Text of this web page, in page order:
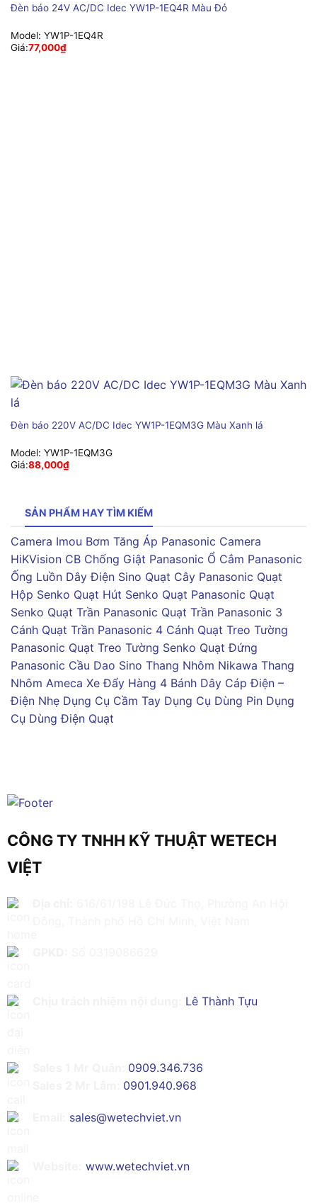
Đèn báo 24V AC/DC Idec YW1P-1EQ4R Màu Đỏ
Model: YW1P-1EQ4R
Giá:77,000₫
Đèn báo 220V AC/DC Idec YW1P-1EQM3G Màu Xanh lá
Model: YW1P-1EQM3G
Giá:88,000₫
SẢN PHẨM HAY TÌM KIẾM
Camera Imou Bơm Tăng Áp Panasonic Camera
HiKVision CB Chống Giật Panasonic Ổ Cắm Panasonic
Ống Luồn Dây Điện Sino Quạt Cây Panasonic Quạt
Hộp Senko Quạt Hút Senko Quạt Panasonic Quạt
Senko Quạt Trần Panasonic Quạt Trần Panasonic 3
Cánh Quạt Trần Panasonic 4 Cánh Quạt Treo Tường
Panasonic Quạt Treo Tường Senko Quạt Đứng
Panasonic Cầu Dao Sino Thang Nhôm Nikawa Thang
Nhôm Ameca Xe Đẩy Hàng 4 Bánh Dây Cáp Điện –
Điện Nhẹ Dụng Cụ Cầm Tay Dụng Cụ Dùng Pin Dụng
Cụ Dùng Điện Quạt
CÔNG TY TNHH KỸ THUẬT WETECH
VIỆT
Lê Thành Tựu
0909.346.736
0901.940.968
sales@wetechviet.vn
www.wetechviet.vn